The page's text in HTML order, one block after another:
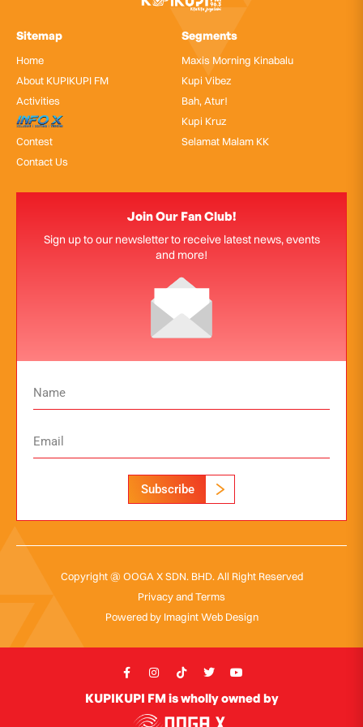
Sitemap
Home
About KUPIKUPI FM
Activities
InfoX
Contest
Contact Us
Segments
Maxis Morning Kinabalu
Kupi Vibez
Bah, Atur!
Kupi Kruz
Selamat Malam KK
Join Our Fan Club!
Sign up to our newsletter to receive latest news, events
and more!
Subscribe
Copyright @ OOGA X SDN. BHD. All Right Reserved
Privacy and Terms
Powered by Imagint Web Design
KUPIKUPI FM is wholly owned by